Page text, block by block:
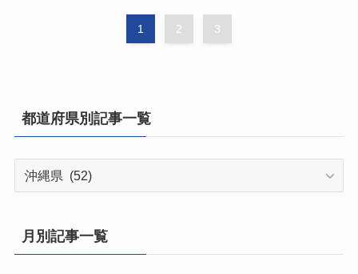
1 2 3
都道府県別記事一覧
県
別
月別記事一覧